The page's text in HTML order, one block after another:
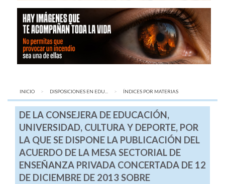
INICIO DISPOSICIONES EN EDU... AQUÍ:
ÍNDICES POR MATERIAS
DE LA CONSEJERA DE EDUCACIÓN,
UNIVERSIDAD, CULTURA Y DEPORTE, POR
LA QUE SE DISPONE LA PUBLICACIÓN DEL
ACUERDO DE LA MESA SECTORIAL DE
ENSEÑANZA PRIVADA CONCERTADA DE 12
DE DICIEMBRE DE 2013 SOBRE